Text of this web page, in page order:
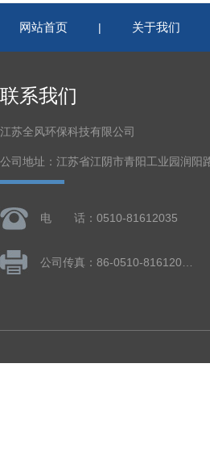
网站首页 | 关于我们
联系我们
江苏全风环保科技有限公司
公司地址：江苏省江阴市青阳工业园润阳
电 话：0510-81612035